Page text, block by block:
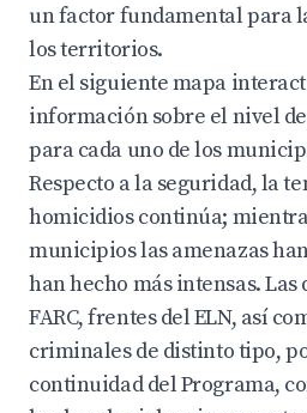
un factor fundamental para
los territorios.
En el siguiente mapa
información sobre el nivel de
para cada uno de los
Respecto a la seguridad, la
homicidios continúa;
municipios las amenazas
han hecho más intensas. Las
FARC, frentes del ELN, así
criminales de distinto tipo,
continuidad del Programa,